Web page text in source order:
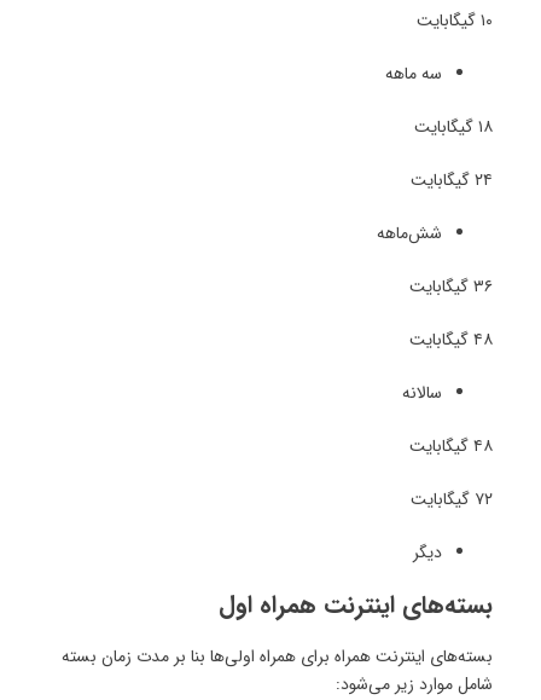
۱۰ گیگابایت
سه ماهه
۱۸ گیگابایت
۲۴ گیگابایت
شش‌ماهه
۳۶ گیگابایت
۴۸ گیگابایت
سالانه
۴۸ گیگابایت
۷۲ گیگابایت
دیگر
بسته‌های اینترنت همراه اول
بسته‌های اینترنت همراه برای همراه‌ اولی‌ها بنا بر مدت زمان بسته
شامل موارد زیر می‌شود: